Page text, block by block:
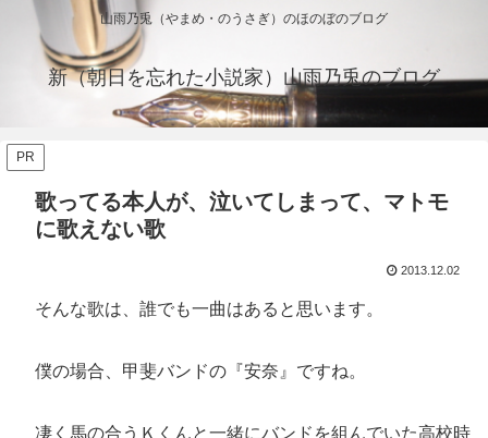
山雨乃兎（やまめ・のうさぎ）のほのぼのブログ
新（朝日を忘れた小説家）山雨乃兎のブログ
PR
歌ってる本人が、泣いてしまって、マトモ
に歌えない歌
2013.12.02
そんな歌は、誰でも一曲はあると思います。
僕の場合、甲斐バンドの『安奈』ですね。
凄く馬の合うＫくんと一緒にバンドを組んでいた高校時